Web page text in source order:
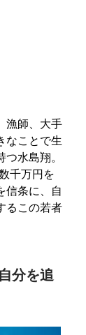
漁師、大手
なことで生
水島翔。
千万円を
信条に、自
るこの若者
分を追